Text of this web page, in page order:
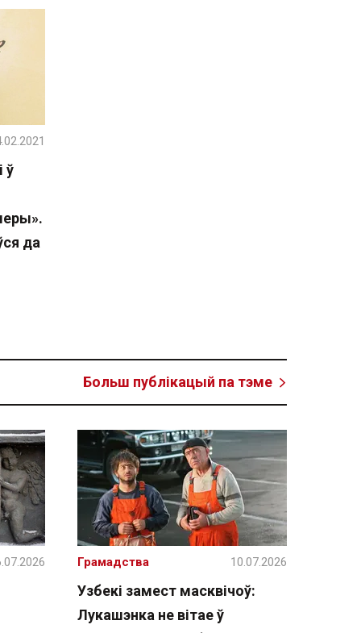
ў
да
Больш публікацый па тэме
Узбекі замест масквічоў:
Лукашэнка не вітае ў
Грамадства 10.07.2026